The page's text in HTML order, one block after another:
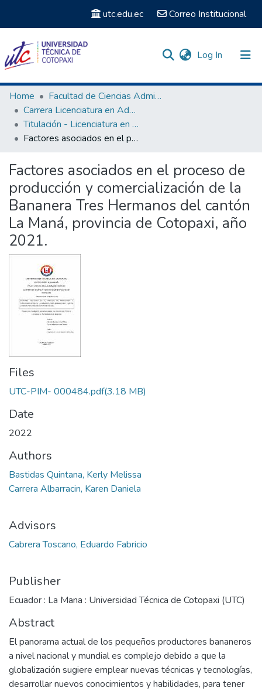
utc.edu.ec Correo Institucional
Log In (current)
Communities & Collections
Search
Statistics
Home
Facultad de Ciencias Administrativas y Económicas
Carrera Licenciatura en Administración de Empresas
Titulación - Licenciatura en Administración de Empresas
Factores asociados en el proceso de producción y comercialización de la Bananera Tres Hermanos del cantón La Maná, provincia de Cotopaxi, año 2021.
Factores asociados en el proceso de
producción y comercialización de la
Bananera Tres Hermanos del cantón
La Maná, provincia de Cotopaxi, año
2021.
Files
UTC-PIM- 000484.pdf(3.18 MB)
Date
2022
Authors
Bastidas Quintana, Kerly Melissa
Carrera Albarracin, Karen Daniela
Advisors
Cabrera Toscano, Eduardo Fabricio
Publisher
Ecuador : La Mana : Universidad Técnica de Cotopaxi (UTC)
Abstract
El panorama actual de los pequeños productores bananeros
a nivel nacional y mundial es complejo debido a que la
globalización sugiere emplear nuevas técnicas y tecnologías,
desarrollar nuevos conocimientos y habilidades, para tener